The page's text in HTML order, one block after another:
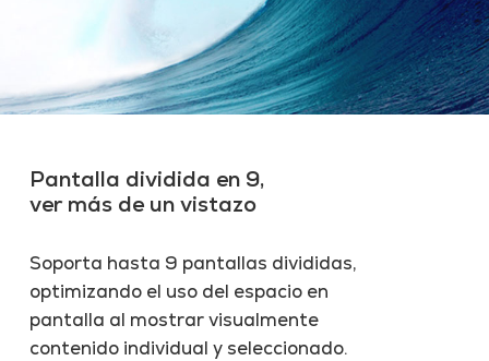
Pantalla dividida en 9,
ver más de un vistazo
Soporta hasta 9 pantallas divididas,
optimizando el uso del espacio en
pantalla al mostrar visualmente
contenido individual y seleccionado.